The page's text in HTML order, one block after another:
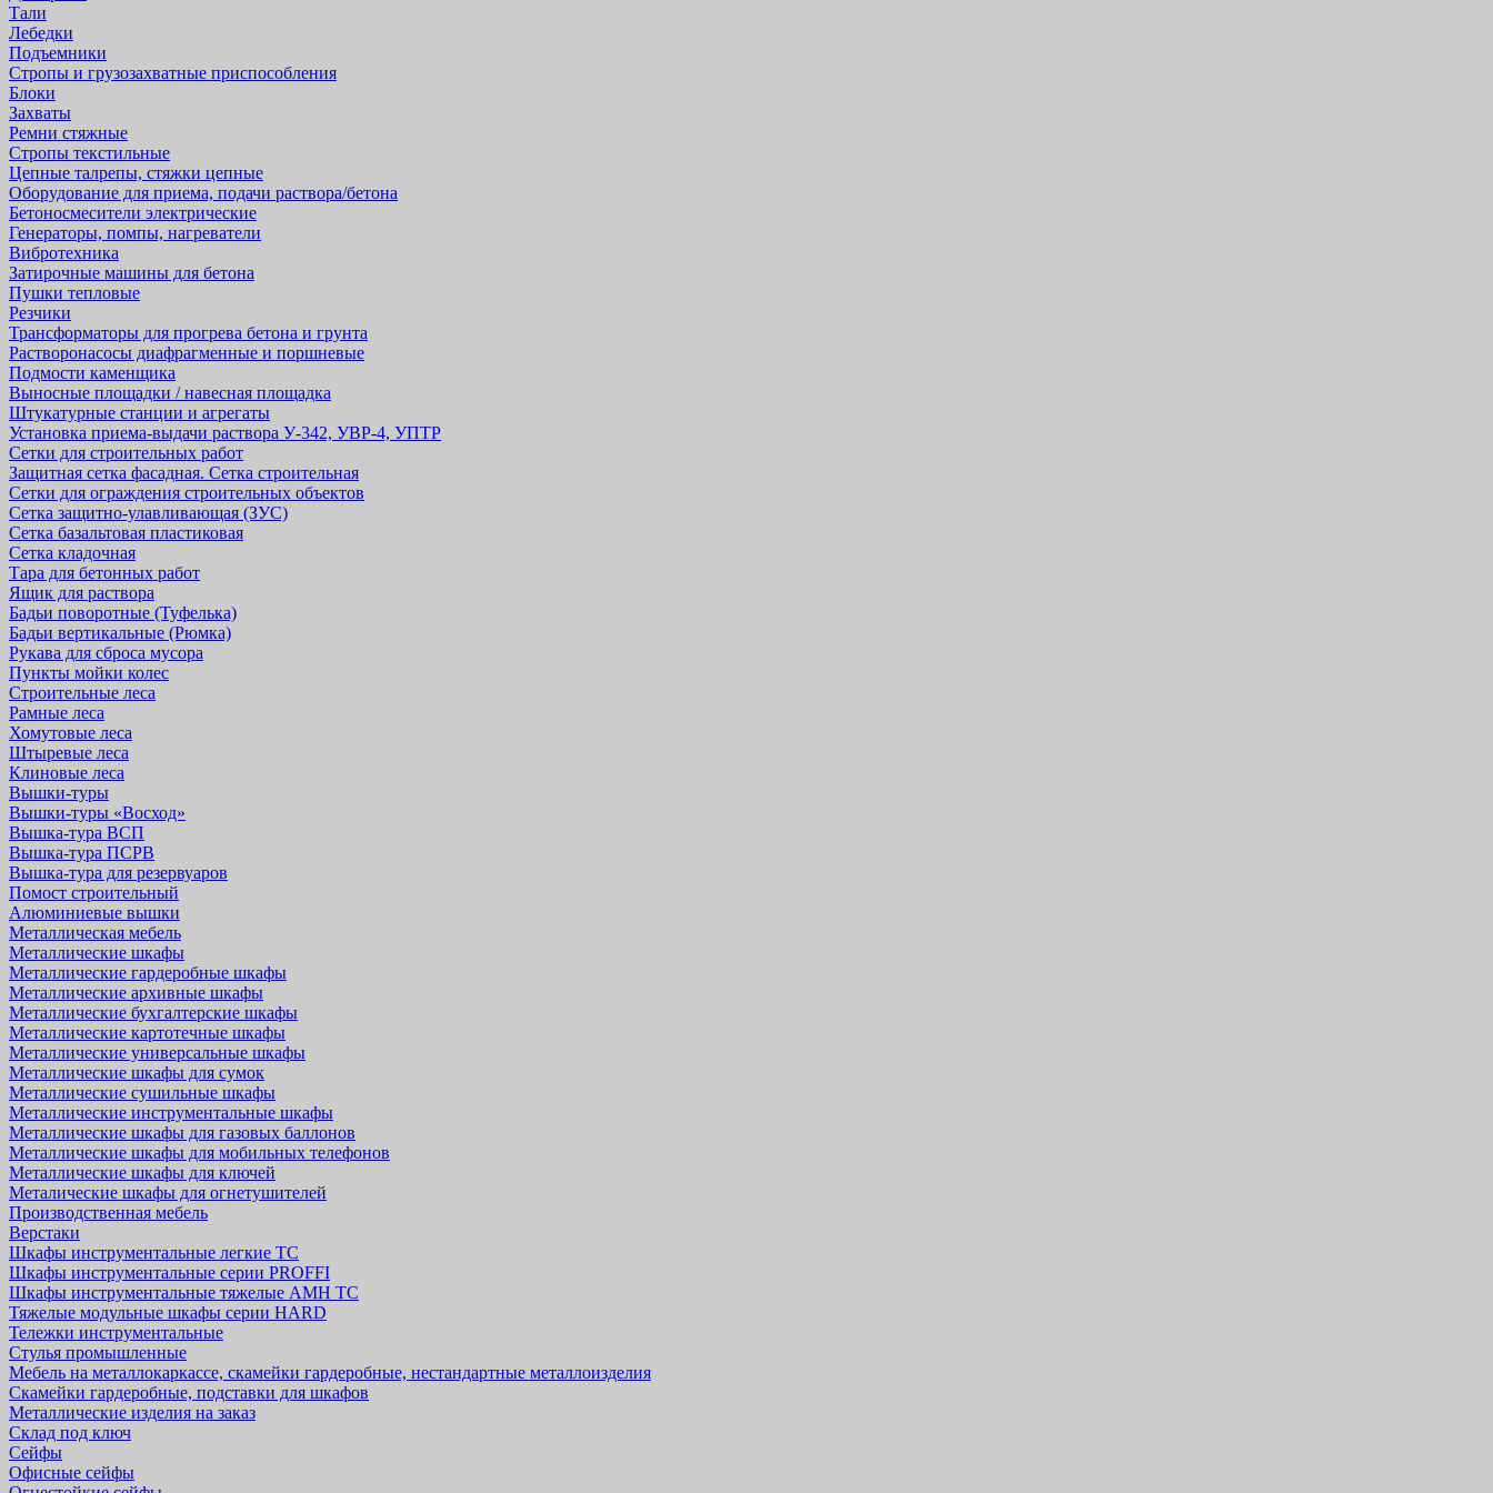
Тали
Лебедки
Подъемники
Стропы и грузозахватные приспособления
Блоки
Захваты
Ремни стяжные
Стропы текстильные
Цепные талрепы, стяжки цепные
Оборудование для приема, подачи раствора/бетона
Бетоносмесители электрические
Генераторы, помпы, нагреватели
Вибротехника
Затирочные машины для бетона
Пушки тепловые
Резчики
Трансформаторы для прогрева бетона и грунта
Растворонасосы диафрагменные и поршневые
Подмости каменщика
Выносные площадки / навесная площадка
Штукатурные станции и агрегаты
Установка приема-выдачи раствора У-342, УВР-4, УПТР
Сетки для строительных работ
Защитная cетка фасадная. Сетка строительная
Сетки для ограждения строительных объектов
Сетка защитно-улавливающая (ЗУС)
Сетка базальтовая пластиковая
Сетка кладочная
Тара для бетонных работ
Ящик для раствора
Бадьи поворотные (Туфелька)
Бадьи вертикальные (Рюмка)
Рукава для сброса мусора
Пункты мойки колес
Строительные леса
Рамные леса
Хомутовые леса
Штыревые леса
Клиновые леса
Вышки-туры
Вышки-туры «Восход»
Вышка-тура ВСП
Вышка-тура ПСРВ
Вышка-тура для резервуаров
Помост строительный
Алюминиевые вышки
Металлическая мебель
Металлические шкафы
Металлические гардеробные шкафы
Металлические архивные шкафы
Металлические бухгалтерские шкафы
Металлические картотечные шкафы
Металлические универсальные шкафы
Металлические шкафы для сумок
Металлические сушильные шкафы
Металлические инструментальные шкафы
Металлические шкафы для газовых баллонов
Металлические шкафы для мобильных телефонов
Металлические шкафы для ключей
Металические шкафы для огнетушителей
Производственная мебель
Верстаки
Шкафы инструментальные легкие ТС
Шкафы инструментальные серии PROFFI
Шкафы инструментальные тяжелые AMH TC
Тяжелые модульные шкафы серии HARD
Тележки инструментальные
Стулья промышленные
Мебель на металлокаркассе, скамейки гардеробные, нестандартные металлоизделия
Скамейки гардеробные, подставки для шкафов
Металлические изделия на заказ
Склад под ключ
Сейфы
Офисные сейфы